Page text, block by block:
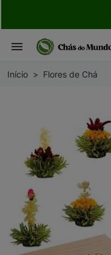
menu
Início Flores de Chá